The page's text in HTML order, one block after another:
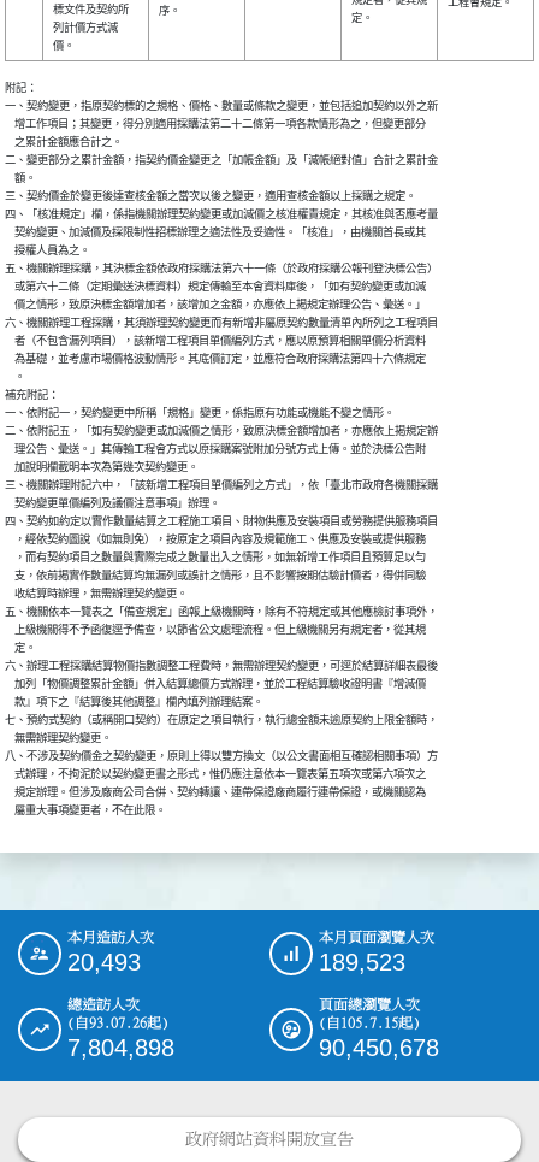
標文件及契約所
列計價方式減
價。
序。
定。
工程會規定。
附記：
一、契約變更，指原契約標的之規格、價格、數量或條款之變更，並包括追加契約以外之新
    增工作項目；其變更，得分別適用採購法第二十二條第一項各款情形為之，但變更部分
    之累計金額應合計之。
二、變更部分之累計金額，指契約價金變更之「加帳金額」及「減帳絕對值」合計之累計金
    額。
三、契約價金於變更後達查核金額之當次以後之變更，適用查核金額以上採購之規定。
四、「核准規定」欄，係指機關辦理契約變更或加減價之核准權責規定，其核准與否應考量
    契約變更、加減價及採限制性招標辦理之適法性及妥適性。「核准」，由機關首長或其
    授權人員為之。
五、機關辦理採購，其決標金額依政府採購法第六十一條（於政府採購公報刊登決標公告）
    或第六十二條（定期彙送決標資料）規定傳輸至本會資料庫後，「如有契約變更或加減
    價之情形，致原決標金額增加者，該增加之金額，亦應依上揭規定辦理公告、彙送。」
六、機關辦理工程採購，其須辦理契約變更而有新增非屬原契約數量清單內所列之工程項目
    者（不包含漏列項目），該新增工程項目單價編列方式，應以原預算相關單價分析資料
    為基礎，並考慮市場價格波動情形。其底價訂定，並應符合政府採購法第四十六條規定
    。
補充附記：
一、依附記一，契約變更中所稱「規格」變更，係指原有功能或機能不變之情形。
二、依附記五，「如有契約變更或加減價之情形，致原決標金額增加者，亦應依上揭規定辦
    理公告、彙送。」其傳輸工程會方式以原採購案號附加分號方式上傳。並於決標公告附
    加說明欄載明本次為第幾次契約變更。
三、機關辦理附記六中，「該新增工程項目單價編列之方式」，依「臺北市政府各機關採購
    契約變更單價編列及議價注意事項」辦理。
四、契約如約定以實作數量結算之工程施工項目、財物供應及安裝項目或勞務提供服務項目
    ，經依契約圖說（如無則免），按原定之項目內容及規範施工、供應及安裝或提供服務
    ，而有契約項目之數量與實際完成之數量出入之情形，如無新增工作項目且預算足以勻
    支，依前揭實作數量結算均無漏列或誤計之情形，且不影響按期估驗計價者，得併同驗
    收結算時辦理，無需辦理契約變更。
五、機關依本一覽表之「備查規定」函報上級機關時，除有不符規定或其他應檢討事項外，
    上級機關得不予函復逕予備查，以節省公文處理流程。但上級機關另有規定者，從其規
    定。
六、辦理工程採購結算物價指數調整工程費時，無需辦理契約變更，可逕於結算詳細表最後
    加列「物價調整累計金額」併入結算總價方式辦理，並於工程結算驗收證明書『增減價
    款』項下之『結算後其他調整』欄內填列辦理結案。
七、預約式契約（或稱開口契約）在原定之項目執行，執行總金額未逾原契約上限金額時，
    無需辦理契約變更。
八、不涉及契約價金之契約變更，原則上得以雙方換文（以公文書面相互確認相關事項）方
    式辦理，不拘泥於以契約變更書之形式，惟仍應注意依本一覽表第五項次或第六項次之
    規定辦理。但涉及廠商公司合併、契約轉讓、連帶保證廠商履行連帶保證，或機關認為
::: 本月造訪人次
20,493
本月頁面瀏覽人次
189,523
總造訪人次
(自93.07.26起)
7,804,898
頁面總瀏覽人次
(自105.7.15起)
90,450,678
政府網站資料開放宣告